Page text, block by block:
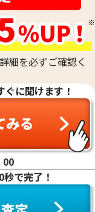
細を必ずご確認く
ぐに聞けます！
00
で完了！